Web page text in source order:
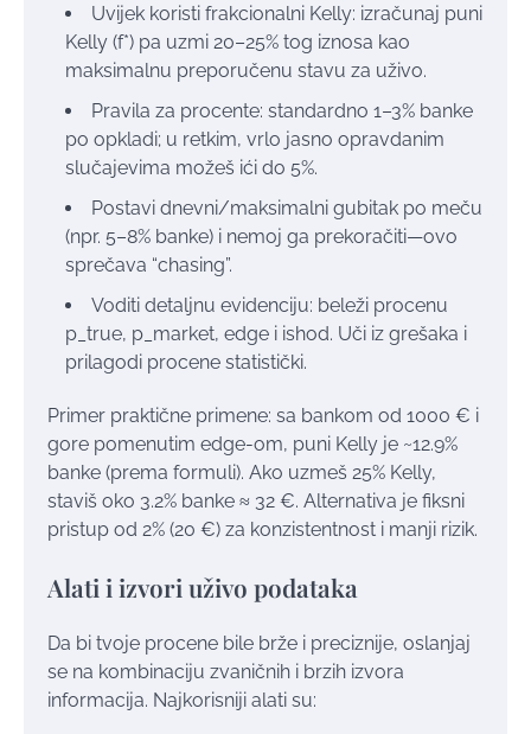
Uvijek koristi frakcionalni Kelly: izračunaj puni
Kelly (f*) pa uzmi 20–25% tog iznosa kao
maksimalnu preporučenu stavu za uživo.
Pravila za procente: standardno 1–3% banke
po opkladi; u retkim, vrlo jasno opravdanim
slučajevima možeš ići do 5%.
Postavi dnevni/maksimalni gubitak po meču
(npr. 5–8% banke) i nemoj ga prekoračiti—ovo
sprečava “chasing”.
Voditi detaljnu evidenciju: beleži procenu
p_true, p_market, edge i ishod. Uči iz grešaka i
prilagodi procene statistički.
Primer praktične primene: sa bankom od 1000 € i
gore pomenutim edge-om, puni Kelly je ~12.9%
banke (prema formuli). Ako uzmeš 25% Kelly,
staviš oko 3.2% banke ≈ 32 €. Alternativa je fiksni
pristup od 2% (20 €) za konzistentnost i manji rizik.
Alati i izvori uživo podataka
Da bi tvoje procene bile brže i preciznije, oslanjaj
se na kombinaciju zvaničnih i brzih izvora
informacija. Najkorisniji alati su: